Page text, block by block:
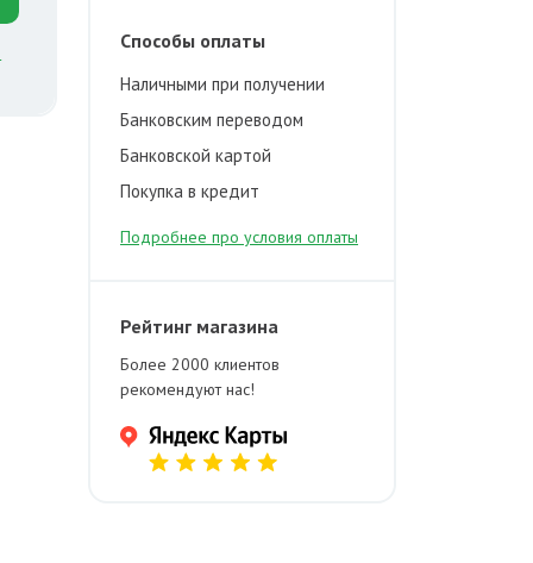
Способы оплаты
Наличными при получении
Банковским переводом
Банковской картой
Покупка в кредит
Подробнее про условия оплаты
Рейтинг магазина
Более 2000 клиентов
рекомендуют нас!